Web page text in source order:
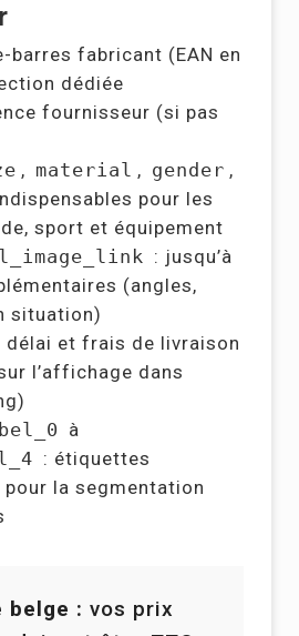
barres fabricant (EAN en
dédiée
fournisseur (si pas
, material , gender ,
pour les
sport et équipement
: jusqu’à
(angles,
situation)
délai et frais de livraison
l’affichage dans
à
: étiquettes
la segmentation
belge : vos prix